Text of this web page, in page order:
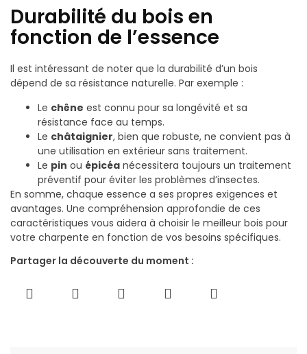
Durabilité du bois en
fonction de l’essence
Il est intéressant de noter que la durabilité d’un bois
dépend de sa résistance naturelle. Par exemple :
Le chêne est connu pour sa longévité et sa
résistance face au temps.
Le châtaignier, bien que robuste, ne convient pas à
une utilisation en extérieur sans traitement.
Le pin ou épicéa nécessitera toujours un traitement
préventif pour éviter les problèmes d’insectes.
En somme, chaque essence a ses propres exigences et
avantages. Une compréhension approfondie de ces
caractéristiques vous aidera à choisir le meilleur bois pour
votre charpente en fonction de vos besoins spécifiques.
Partager la découverte du moment :